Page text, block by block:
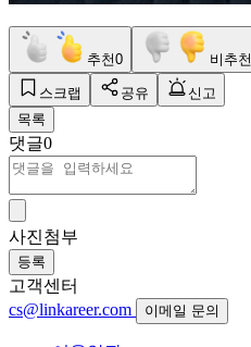
추천0 비추천
스크랩 공유
신고
목록
댓글0
사진첨부
등록
고객센터
cs@linkareer.com
이메일 문의